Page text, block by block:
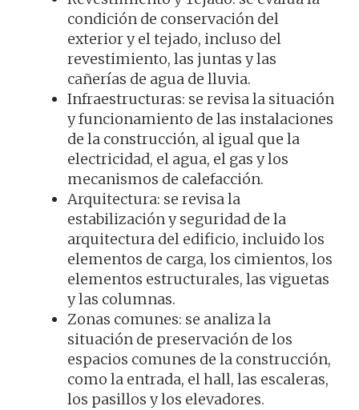
condición de conservación del
exterior y el tejado, incluso del
revestimiento, las juntas y las
cañerías de agua de lluvia.
Infraestructuras: se revisa la situación
y funcionamiento de las instalaciones
de la construcción, al igual que la
electricidad, el agua, el gas y los
mecanismos de calefacción.
Arquitectura: se revisa la
estabilización y seguridad de la
arquitectura del edificio, incluido los
elementos de carga, los cimientos, los
elementos estructurales, las viguetas
y las columnas.
Zonas comunes: se analiza la
situación de preservación de los
espacios comunes de la construcción,
como la entrada, el hall, las escaleras,
los pasillos y los elevadores.